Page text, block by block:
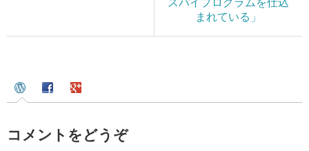
スパイプログラムを仕込
まれている」
コメントをどうぞ